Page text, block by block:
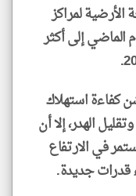
لمراكز
العام الماضي إلى أكثر
كفاءة استهلاك
الهدر، إلا أن
في الارتفاع
قدرات جديدة.